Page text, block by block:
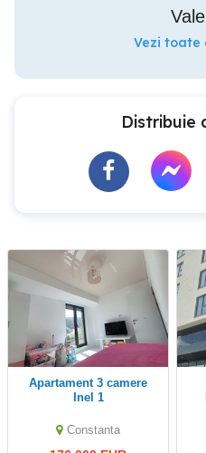
Vezi toate
Distribuie
Apartament 3 camere
Inel 1
Constanta